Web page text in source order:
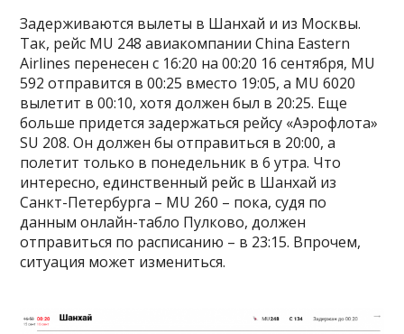
Задерживаются вылеты в Шанхай и из Москвы.
Так, рейс MU 248 авиакомпании China Eastern
Airlines перенесен с 16:20 на 00:20 16 сентября, MU
592 отправится в 00:25 вместо 19:05, а MU 6020
вылетит в 00:10, хотя должен был в 20:25. Еще
больше придется задержаться рейсу «Аэрофлота»
SU 208. Он должен бы отправиться в 20:00, а
полетит только в понедельник в 6 утра. Что
интересно, единственный рейс в Шанхай из
Санкт-Петербурга – MU 260 – пока, судя по
данным онлайн-табло Пулково, должен
отправиться по расписанию – в 23:15. Впрочем,
ситуация может измениться.